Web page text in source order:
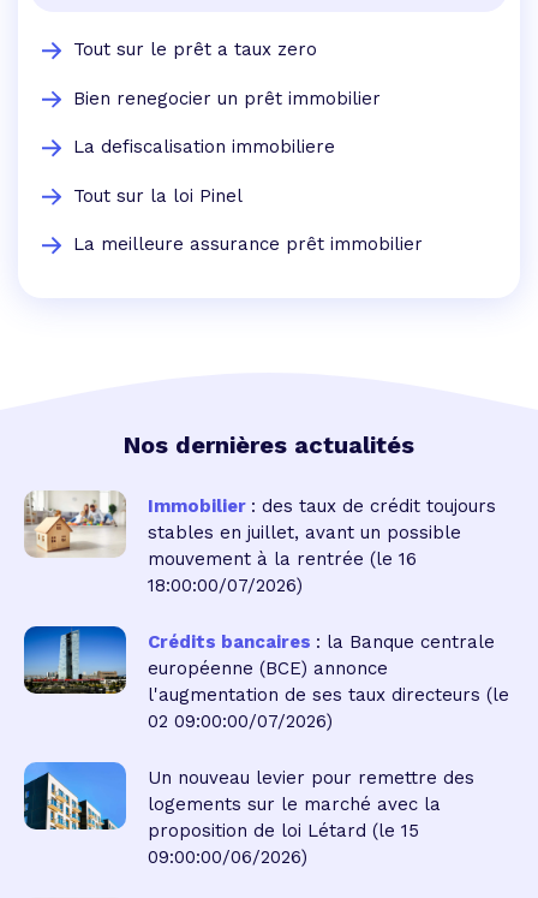
Tout sur le prêt a taux zero
Bien renegocier un prêt immobilier
La defiscalisation immobiliere
Tout sur la loi Pinel
La meilleure assurance prêt immobilier
Nos dernières actualités
Immobilier : des taux de crédit toujours
stables en juillet, avant un possible
mouvement à la rentrée (le 16
18:00:00/07/2026)
Crédits bancaires : la Banque centrale
européenne (BCE) annonce
l'augmentation de ses taux directeurs (le
02 09:00:00/07/2026)
Un nouveau levier pour remettre des
logements sur le marché avec la
proposition de loi Létard (le 15
09:00:00/06/2026)